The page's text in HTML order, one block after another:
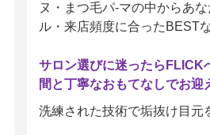
ヌ・まつ毛パ-マの中からあ
ル・来店頻度に合ったBEST
サロン選びに迷ったら
間と丁寧なおもてなしでお
洗練された技術で垢抜け目元